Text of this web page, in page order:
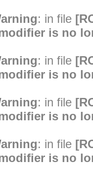
: in file
is no
: in file
is no
: in file
is no
: in file
is no